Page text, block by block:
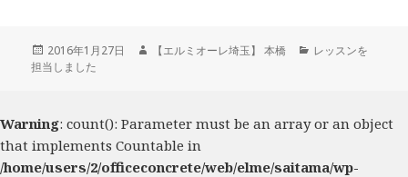
投
稿
2016年1月27日
作【エルミオーレ埼玉】 本橋
カ
レッスンを
担当しました
Warning: count(): Parameter must be an array or an object
that implements Countable in
/home/users/2/officeconcrete/web/elme/saitama/wp-